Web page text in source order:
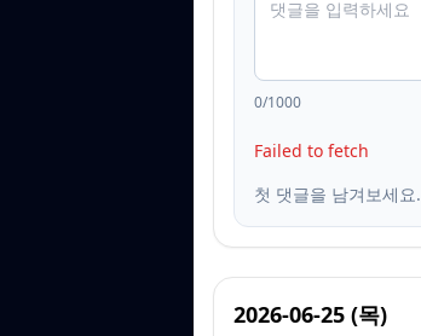
0/1000
Failed to fetch
첫 댓글을 남겨보세요.
2026-06-25 (목)